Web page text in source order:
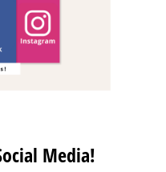
Media!